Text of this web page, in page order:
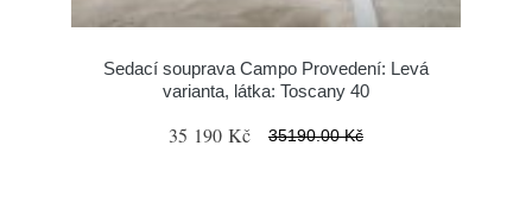
Sedací souprava Campo Provedení: Levá
varianta, látka: Toscany 40
35 190 Kč 35190.00 Kč